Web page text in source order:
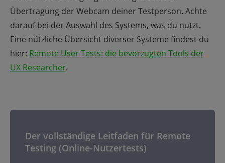
Übertragung der Webcam deiner Testperson. Achte
darauf bei der Auswahl des Systems, was du nutzt.
Eine nützliche Übersicht diverser Systeme findest du
hier: Remote User Tests: die bevorzugten Tools der
UX Researcher.
Der vollständige Leitfaden für Remote
Testing (Online-Nutzertests)